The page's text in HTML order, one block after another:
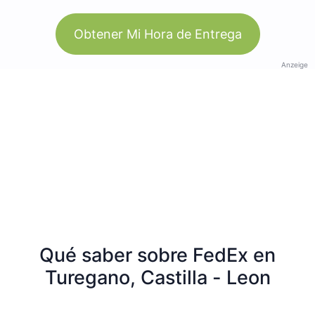
Obtener Mi Hora de Entrega
Anzeige
Qué saber sobre FedEx en
Turegano, Castilla - Leon